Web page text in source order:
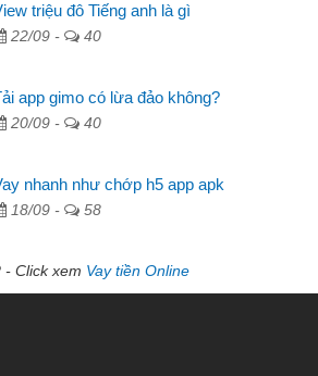
triệu đô Tiếng anh là gì
22/09 - 40
app gimo có lừa đảo không?
20/09 - 40
nhanh như chớp h5 app apk
18/09 - 58
- Click xem Vay tiền Online